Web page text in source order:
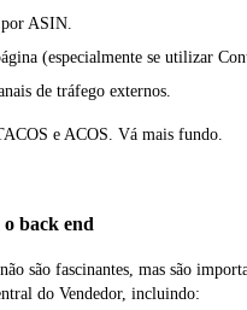
ASIN.
(especialmente se utilizar
de tráfego externos.
e ACOS. Vá mais fundo.
back end
são fascinantes, mas são
do Vendedor, incluindo: